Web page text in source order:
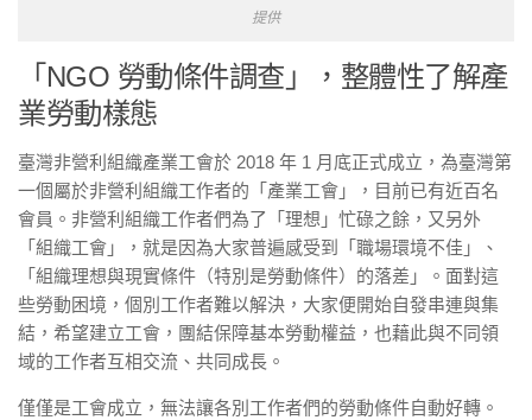
提供
「NGO 勞動條件調查」，整體性了解產
業勞動樣態
臺灣非營利組織產業工會於 2018 年 1 月底正式成立，為臺灣第
一個屬於非營利組織工作者的「產業工會」，目前已有近百名
會員。非營利組織工作者們為了「理想」忙碌之餘，又另外
「組織工會」，就是因為大家普遍感受到「職場環境不佳」、
「組織理想與現實條件（特別是勞動條件）的落差」。面對這
些勞動困境，個別工作者難以解決，大家便開始自發串連與集
結，希望建立工會，團結保障基本勞動權益，也藉此與不同領
域的工作者互相交流、共同成長。
僅僅是工會成立，無法讓各別工作者們的勞動條件自動好轉。